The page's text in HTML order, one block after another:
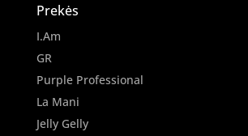
Prekės
I.Am
GR
Purple Professional
La Mani
Jelly Gelly